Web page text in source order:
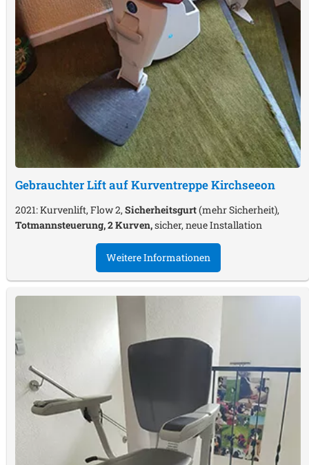
Gebrauchter Lift auf KurventreppeKirchseeon
2021: Kurvenlift, Flow 2, Sicherheitsgurt(mehr Sicherheit),
Totmannsteuerung, 2 Kurven,sicher, neue Installation
Weitere Informationen